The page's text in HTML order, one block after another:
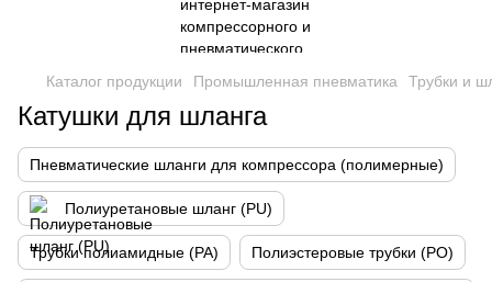
Каталог продукции Промышленная пневматика Трубки и
Катушки для шланга
Пневматические шланги для компрессора (полимерные)
Полиуретановые шланг (PU)
Трубки полиамидные (PA) Полиэстеровые трубки (PO)